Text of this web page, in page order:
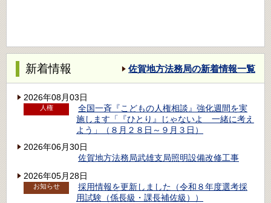
佐賀地方法務局の新着情報一覧
新着情報
2026年08月03日
人権
全国一斉『こどもの人権相談』強化週間を実
施します「『ひとり』じゃないよ 一緒に考え
よう」（８月２８日～９月３日）
2026年06月30日
佐賀地方法務局武雄支局照明設備改修工事
2026年05月28日
お知らせ
採用情報を更新しました（令和８年度選考採
用試験（係長級・課長補佐級））